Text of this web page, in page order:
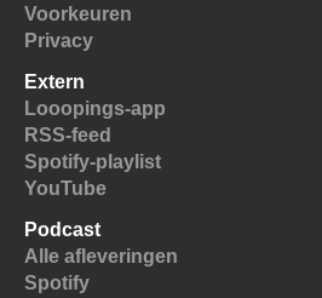
Voorkeuren
Privacy
Extern
Looopings-app
RSS-feed
Spotify-playlist
YouTube
Podcast
Alle afleveringen
Spotify